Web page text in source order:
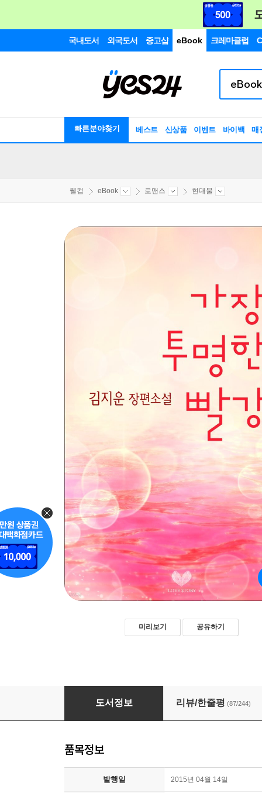
국내도서 외국도서 중고샵 eBook 크레마클럽
빠른분야찾기 베스트 신상품 이벤트 바이백 매
웰컴 eBook 로맨스 현대물
미리보기 공유하기
가장 투명한 빨강
도서정보 리뷰/한줄평 (87/244)
품목정보
발행일 2015년 04월 14일